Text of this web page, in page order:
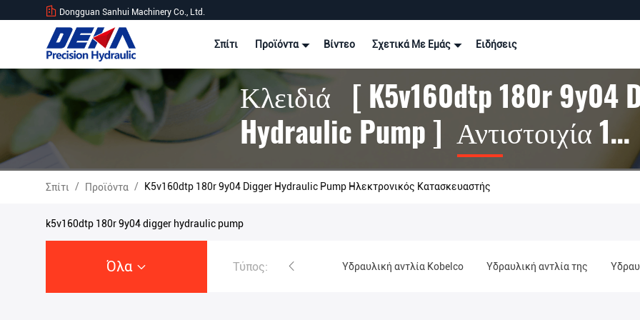
Dongguan Sanhui Machinery Co., Ltd.
Σπίτι Προϊόντα Βίντεο Σχετικά Με Εμάς Ειδήσεις
Κλειδιά [ K5v160dtp 180r 9y04
Hydraulic Pump ] Αντιστοιχία 1
Προϊόντα
Σπίτι / Προϊόντα / K5v160dtp 180r 9y04 Digger Hydraulic Pump Ηλεκτρονικός Κατασκευαστής
k5v160dtp 180r 9y04 digger hydraulic pump
Όλα Τύπος:
Υδραυλική αντλία εκσκαφέων Υδραυλική αντλία Kobelco Υδραυλική αντλία της